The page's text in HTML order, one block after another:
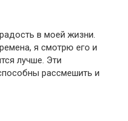
в моей жизни.
я смотрю его и
лучше. Эти
рассмешить и